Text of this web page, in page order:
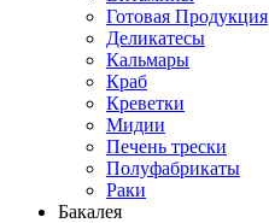
Готовая Продукция
Деликатесы
Кальмары
Краб
Креветки
Мидии
Печень трески
Полуфабрикаты
Раки
Бакалея